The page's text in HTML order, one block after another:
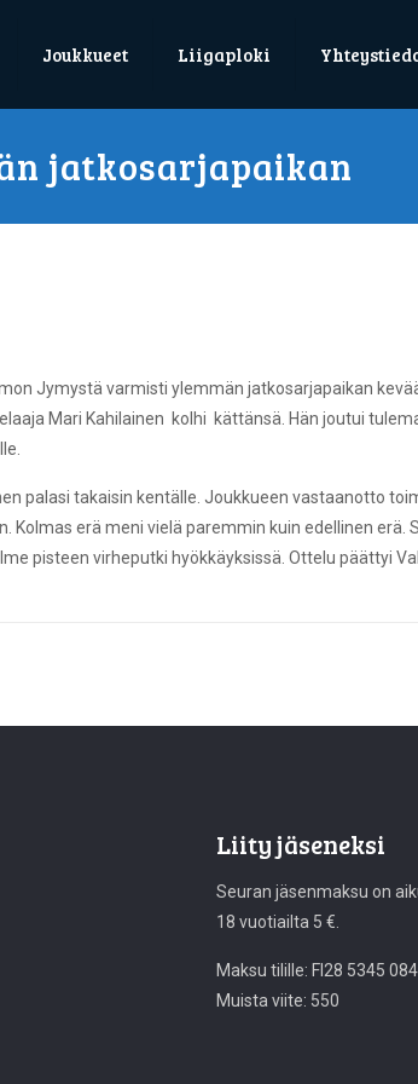
Joukkueet Liigaploki
jatkosarjapaikan
Jymystä varmisti ylemmän jatkosarjapaikan
Mari Kahilainen kolhi kättänsä. Hän joutui
palasi takaisin kentälle. Joukkueen vastaanotto
Kolmas erä meni vielä paremmin kuin edellinen
pisteen virheputki hyökkäyksissä. Ottelu päättyi
Liity jäseneksi
Seuran jäsenmaksu on
18 vuotiailta 5 €.
Maksu tilille: FI28 5345
Muista viite: 550